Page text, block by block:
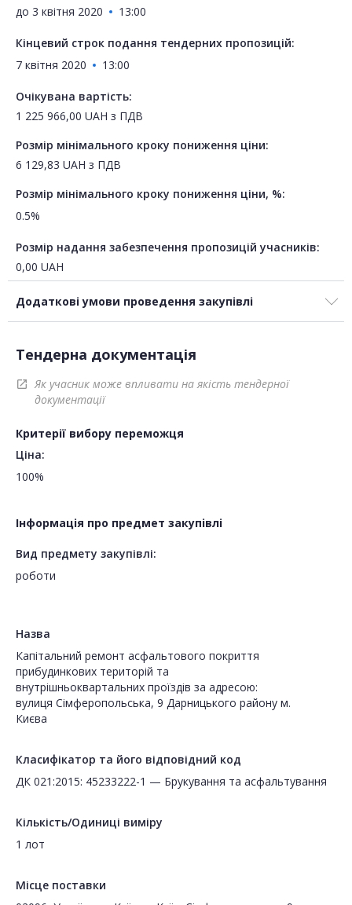
до 3 квітня 2020 13:00
Кінцевий строк подання тендерних пропозицій:
7 квітня 2020
13:00
Очікувана вартість:
1 225 966,00 UAH з ПДВ
Розмір мінімального кроку пониження ціни:
6 129,83 UAH з ПДВ
Розмір мінімального кроку пониження ціни, %:
0.5%
Розмір надання забезпечення пропозицій учасників:
0,00 UAH
Додаткові умови проведення закупівлі
Тендерна документація
open_in_new
Як учасник може впливати на якість тендерної
документації
Критерії вибору переможця
Ціна:
100%
Інформація про предмет закупівлі
Вид предмету закупівлі:
роботи
Назва
Капітальний ремонт асфальтового покриття
прибудинкових територій та
внутрішньоквартальних проїздів за адресою:
вулиця Сімферопольська, 9 Дарницького району м.
Києва
Класифікатор та його відповідний код
ДК 021:2015: 45233222-1 — Брукування та асфальтування
Кількість/Одиниці виміру
1 лот
Місце поставки